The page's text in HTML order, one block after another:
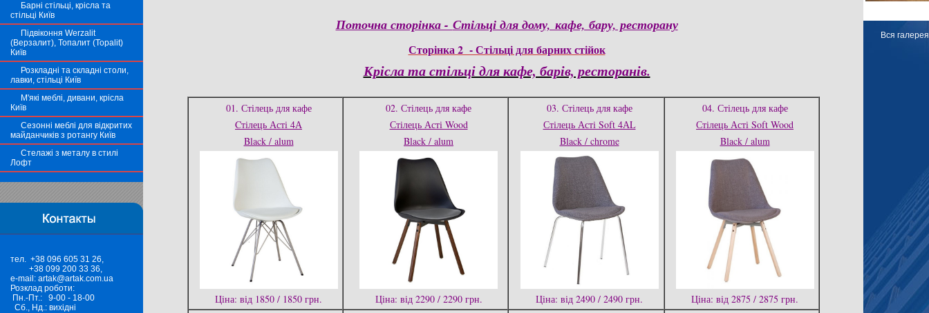
Барні стільці, крісла та
стільці Київ
Підвіконня Werzalit
(Верзалит), Топалит (Topalit)
Київ
Розкладні та складні столи,
лавки, стільці Київ
М'які меблі, дивани, крісла
Київ
Сезонні меблі для відкритих
майданчиків з ротангу Київ
Стелажі з металу в стилі
Лофт
тел. +38 096 605 31 26,
+38 099 200 33 36,
e-mail: artak@artak.com.ua
Розклад роботи:
Пн.-Пт.: 9-00 - 18-00
Сб., Нд.: вихідні
Поточна сторінка - Стільці для дому, кафе, бару, ресторану
Сторінка 2 - Стільці для барних стійок
Крісла та стільці для кафе, барів, ресторанів.
01. Стілець для кафе
Cтілець Асті 4А
Black / alum
Ціна: від 1850 / 1850 грн.
02. Стілець для кафе
Стілець Асті Wood
Black / alum
Ціна: від 2290 / 2290 грн.
03. Стілець для кафе
Стілець Асті Soft 4АL
Black / chrome
Ціна: від 2490 / 2490 грн.
04. Стілець для кафе
Стілець Асті Soft Wood
Black / alum
Ціна: від 2875 / 2875 грн.
Вся